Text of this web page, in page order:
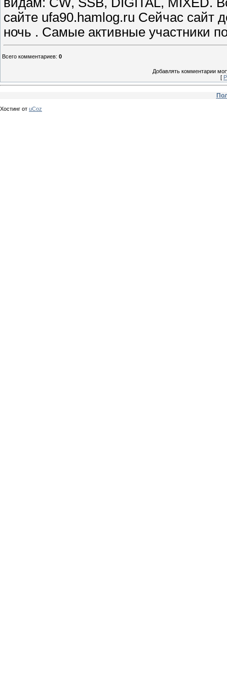
сайте ufa90.hamlog.ru Сейчас сайт
ночь . Самые активные участники
Всего комментариев: 0
Добавлять комментарии
[
Хостинг от uCoz